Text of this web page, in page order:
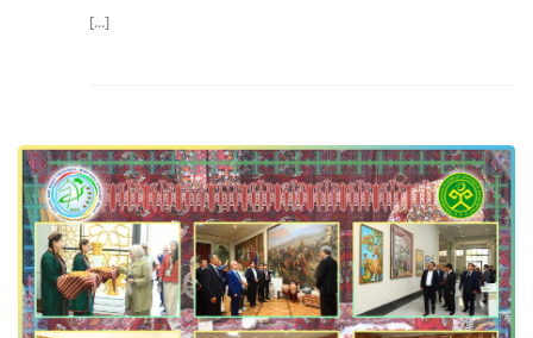
[...]